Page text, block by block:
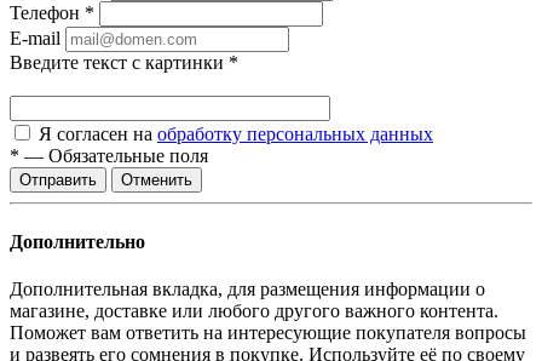
Телефон *
E-mail
Введите текст с картинки *
Я согласен на обработку персональных данных
* — Обязательные поля
Отменить
Дополнительно
Дополнительная вкладка, для размещения информации о
магазине, доставке или любого другого важного контента.
Поможет вам ответить на интересующие покупателя вопросы
и развеять его сомнения в покупке. Используйте её по своему